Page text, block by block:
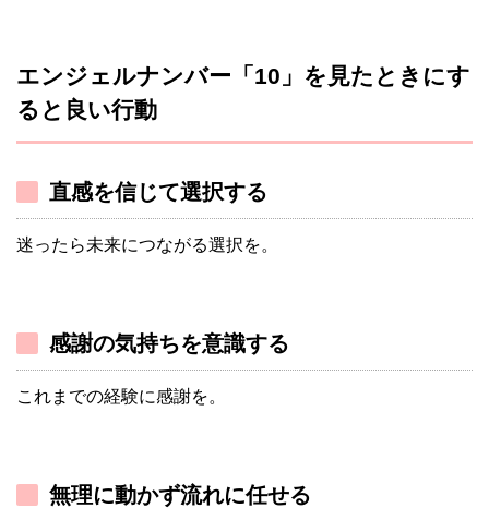
エンジェルナンバー「10」を見たときにす
ると良い行動
直感を信じて選択する
迷ったら未来につながる選択を。
感謝の気持ちを意識する
これまでの経験に感謝を。
無理に動かず流れに任せる